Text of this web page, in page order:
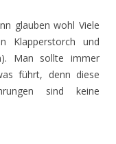
glauben wohl Viele
Klapperstorch und
Man sollte immer
führt, denn diese
sind keine